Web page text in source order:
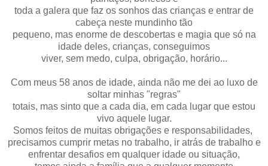
toda a galera que faz os sonhos das crianças e entrar de
cabeça neste mundinho tão
pequeno, mas enorme de descobertas e magia que só na
idade deles, crianças, conseguimos
viver, sem medo, culpa, obrigação, horário...
Com meus 58 anos de idade, ainda não me dei ao luxo de
soltar minhas "regras"
totais, mas sinto que a cada dia, em cada lugar que estou
vivo aquele lugar.
Somos feitos de muitas obrigações e responsabilidades,
precisamos cumprir metas no trabalho, ir atrás de trabalho e
enfrentar desafios em qualquer idade ou situação,